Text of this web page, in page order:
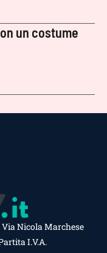
un costume
Via Nicola Marchese
I.V.A.